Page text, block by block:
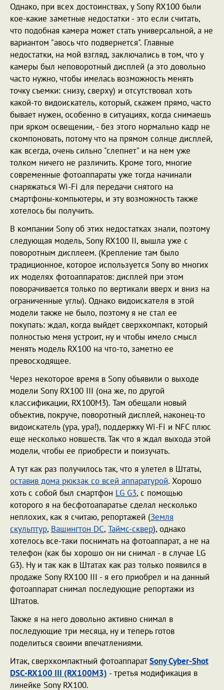
Однако, при всех достоинствах, у Sony RX100 были
кое-какие заметные недостатки - это если считать,
что подобная камера может стать универсальной, а не
вариантом "авось что подвернется". Главные
недостатки, на мой взгляд, заключались в том, что у
камеры был неповоротный дисплей (а это довольно
часто нужно, чтобы имелась возможность менять
точку съемки: снизу, сверху) и отсутствовал хоть
какой-то видоискатель, который, скажем прямо, часто
бывает нужен, особенно в ситуациях, когда снимаешь
при ярком освещении, - без этого нормально кадр не
скомпоновать, потому что на прямом солнце дисплей,
как всегда, очень сильно "слепнет" и на нем уже
толком ничего не различить. Кроме того, многие
современные фотоаппараты уже тогда начинали
снаряжаться Wi-Fi для передачи снятого на
смартфоны-компьютеры, и эту возможность также
хотелось бы получить.
В компании Sony об этих недостатках знали, поэтому
следующая модель, Sony RX100 II, вышла уже с
поворотным дисплеем. (Крепление там было
традиционное, которое используется Sony во многих
их моделях фотоаппаратов: дисплей при этом
поворачивается только по вертикали вверх и вниз на
ограниченные углы). Однако видоискателя в этой
модели также не было, поэтому я не стал ее
покупать: ждал, когда выйдет сверхкомпакт, который
полностью меня устроит, ну и чтобы имело смысл
менять модель RX100 на что-то, заметно ее
превосходящее.
Через некоторое время в Sony объявили о выходе
модели Sony RX100 III (она же, по другой
классификации, RX100M3). Там обещали новый
объектив, покруче, поворотный дисплей, наконец-то
видоискатель (ура, ура!), поддержку Wi-Fi и NFC плюс
еще несколько новшеств. Так что я ждал выхода этой
модели, чтобы ее приобрести и поизучать.
А тут как раз получилось так, что я улетел в Штаты,
оставив дома рюкзак со всей аппаратурой. Хорошо
хоть с собой был смартфон LG G3, с помощью
которого я на бесфотоапаратье сделал несколько
неплохих, как я считаю, репортажей (Земля
скульптур, Вашингтон DC, Таймс-сквер), однако
хотелось все-таки поснимать на фотоаппарат, а не на
телефон (как бы хорошо он ни снимал - в случае LG
G3). Ну и так как в Штатах как раз только появился в
продаже Sony RX100 III - я его приобрел и на данный
фотоаппарат снимал последующие репортажи из
Штатов.
Также я на него довольно активно снимал в
последующие три месяца, ну и теперь готов
поделиться своими впечатлениями.
Итак, сверхкомпактный фотоаппаратSony Cyber-Shot
DSC-RX100 III (RX100M3) - третья модификация в
линейке Sony RX100.